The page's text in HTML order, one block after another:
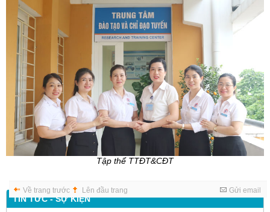
TIN TỨC - SỰ KIỆN
Tập thể TTĐT&CĐT
Về trang trước Lên đầu trang Gửi email